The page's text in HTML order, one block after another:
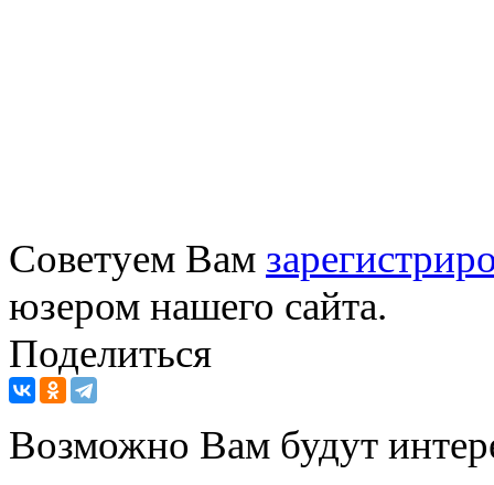
Советуем Вам
юзером нашего сайта.
Поделиться
Возможно Вам будут